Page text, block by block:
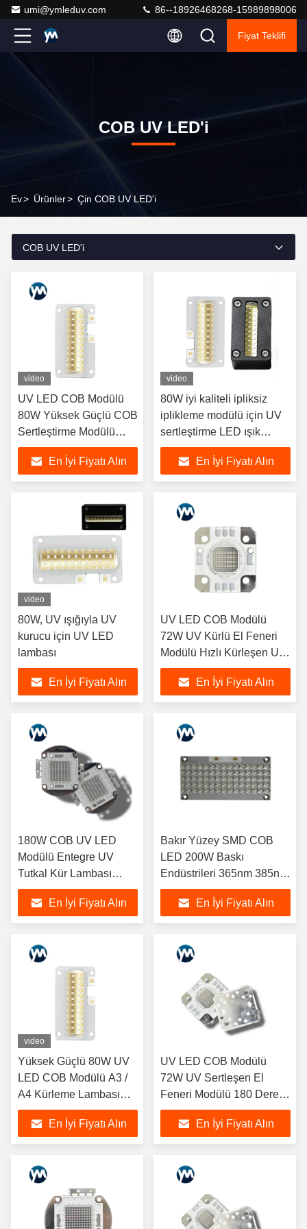
umi@ymleduv.com 86--18926468268-15989898006
Fiyat Teklifi
COB UV LED'i
Ev> Ürünler> Çin COB UV LED'i
COB UV LED'i
video
UV LED COB Modülü
80W Yüksek Güçlü COB
Sertleştirme Modülü
Kuvars Lens Spot Işığı
En İyi Fiyatı Alın
video
80W iyi kaliteli ipliksiz
iplikleme modülü için UV
sertleştirme LED ışık
lambası 385nm UV PCB
En İyi Fiyatı Alın
video
80W, UV ışığıyla UV
kurucu için UV LED
lambası
En İyi Fiyatı Alın
UV LED COB Modülü
72W UV Kürlü El Feneri
Modülü Hızlı Kürleşen UV
LED Lamba
En İyi Fiyatı Alın
180W COB UV LED
Modülü Entegre UV
Tutkal Kür Lambası
365nm 395nm
En İyi Fiyatı Alın
Bakır Yüzey SMD COB
LED 200W Baskı
Endüstrileri 365nm 385nm
395nm
En İyi Fiyatı Alın
video
Yüksek Güçlü 80W UV
LED COB Modülü A3 /
A4 Kürleme Lambası
Baskı Endüstrileri
En İyi Fiyatı Alın
UV LED COB Modülü
72W UV Sertleşen El
Feneri Modülü 180 Derece
Lens Görüş Açısı
En İyi Fiyatı Alın